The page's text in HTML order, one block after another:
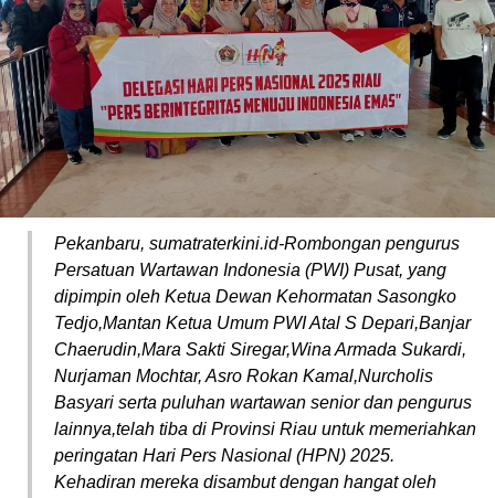
Pekanbaru, sumatraterkini.id-Rombongan pengurus
Persatuan Wartawan Indonesia (PWI) Pusat, yang
dipimpin oleh Ketua Dewan Kehormatan Sasongko
Tedjo,Mantan Ketua Umum PWI Atal S Depari,Banjar
Chaerudin,Mara Sakti Siregar,Wina Armada Sukardi,
Nurjaman Mochtar, Asro Rokan Kamal,Nurcholis
Basyari serta puluhan wartawan senior dan pengurus
lainnya,telah tiba di Provinsi Riau untuk memeriahkan
peringatan Hari Pers Nasional (HPN) 2025.
Kehadiran mereka disambut dengan hangat oleh